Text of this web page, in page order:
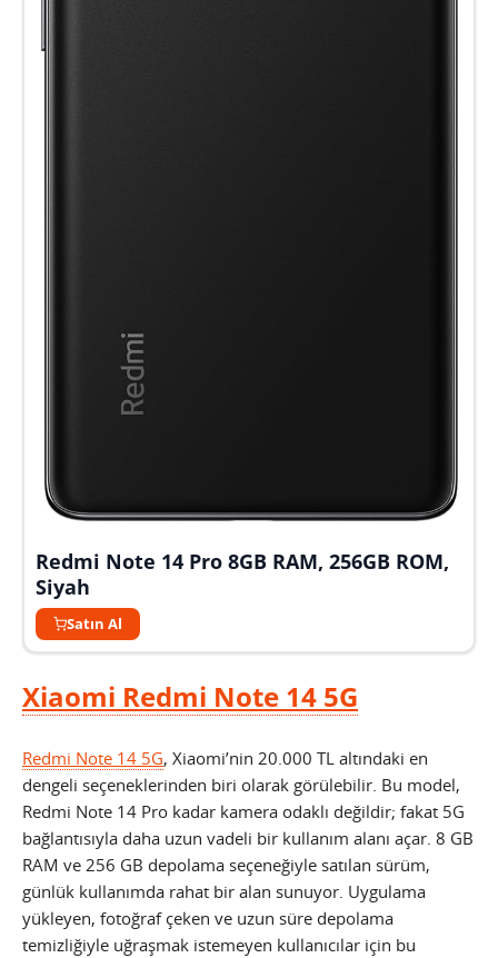
Redmi Note 14 Pro 8GB RAM, 256GB ROM,
Siyah
Satın Al
Xiaomi Redmi Note 14 5G
Redmi Note 14 5G, Xiaomi’nin 20.000 TL altındaki en
dengeli seçeneklerinden biri olarak görülebilir. Bu model,
Redmi Note 14 Pro kadar kamera odaklı değildir; fakat 5G
bağlantısıyla daha uzun vadeli bir kullanım alanı açar. 8 GB
RAM ve 256 GB depolama seçeneğiyle satılan sürüm,
günlük kullanımda rahat bir alan sunuyor. Uygulama
yükleyen, fotoğraf çeken ve uzun süre depolama
temizliğiyle uğraşmak istemeyen kullanıcılar için bu